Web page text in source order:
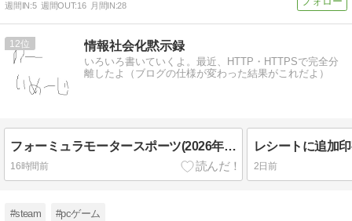
週間IN:5 週間OUT:16 月間IN:28
12 情報社会化黙示録
いろいろ書いていくよ。最近、HTTP・HTTPSで完全分
離したよ（ブログの仕様が変わった結果がこれだよ）
フォーミュラモータースポーツ(2026年以降対応最新版）
16時間前 2日前
#steam #pcゲーム